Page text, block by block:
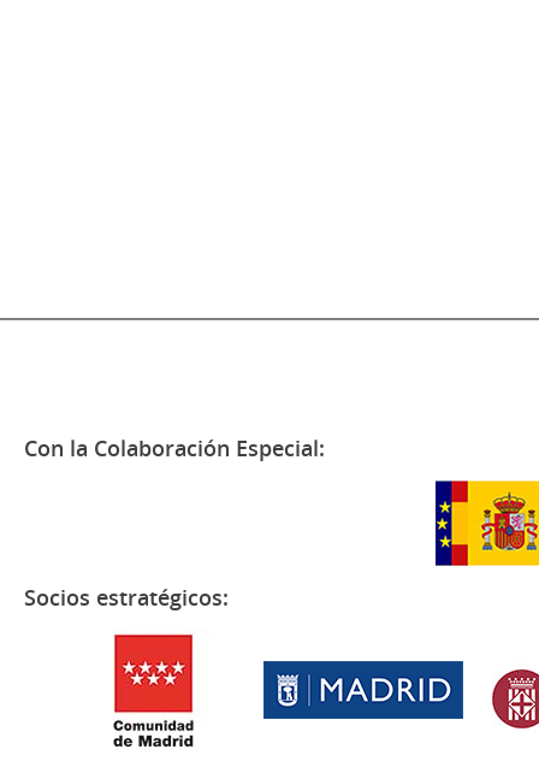
Con la Colaboración Especial:
Socios estratégicos: